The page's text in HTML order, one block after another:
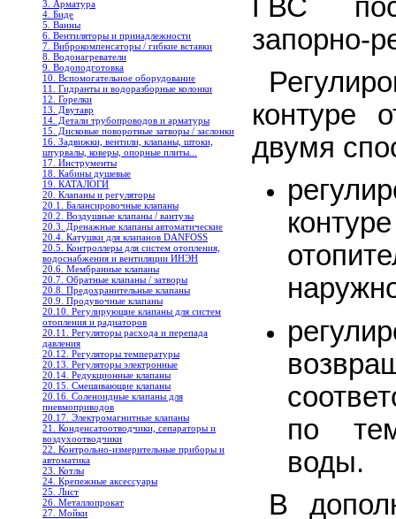
3. Арматура
4. Биде
5. Ванны
6. Вентиляторы и принадлежности
7. Виброкомпенсаторы / гибкие вставки
8. Водонагреватели
9. Водоподготовка
10. Вспомогательное оборудование
11. Гидранты и водоразборные колонки
12. Горелки
13. Двутавр
14. Детали трубопроводов и арматуры
15. Дисковые поворотные затворы / заслонки
16. Задвижки, вентили, клапаны, штоки,
штурвалы, коверы, опорные плиты...
17. Инструменты
18. Кабины душевые
19. КАТАЛОГИ
20. Клапаны и регуляторы
20.1. Балансировочные клапаны
20.2. Воздушные клапаны / вантузы
20.3. Дренажные клапаны автоматические
20.4. Катушки для клапанов DANFOSS
20.5. Контроллеры для систем отопления,
водоснабжения и вентиляции ИНЭН
20.6. Мембранные клапаны
20.7. Обратные клапаны / затворы
20.8. Предохранительные клапаны
20.9. Продувочные клапаны
20.10. Регулирующие клапаны для систем
отопления и радиаторов
20.11. Регуляторы расхода и перепада
давления
20.12. Регуляторы температуры
20.13. Регуляторы электронные
20.14. Редукционные клапаны
20.15. Смешивающие клапаны
20.16. Соленоидные клапаны для
пневмоприводов
20.17. Электромагнитные клапаны
21. Конденсатоотводчики, сепараторы и
воздухоотводчики
22. Контрольно-измерительные приборы и
автоматика
23. Котлы
24. Крепежные аксессуары
25. Лист
26. Металлопрокат
27. Мойки
ГВС
запорно-
контуре
двумя
по
воды.
В